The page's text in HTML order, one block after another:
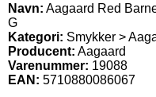
Navn: Aagaard Red
G
Kategori: Smykker >
Producent: Aagaard
Varenummer: 19088
EAN: 5710880086067